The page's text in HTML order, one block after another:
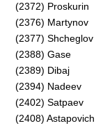
(2372) Proskurin
(2376) Martynov
(2377) Shcheglov
(2388) Gase
(2389) Dibaj
(2394) Nadeev
(2402) Satpaev
(2408) Astapovich